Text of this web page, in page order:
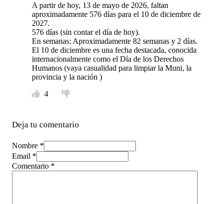
A partir de hoy, 13 de mayo de 2026, faltan
aproximadamente 576 días para el 10 de diciembre de
2027.
576 días (sin contar el día de hoy).
En semanas: Aproximadamente 82 semanas y 2 días.
El 10 de diciembre es una fecha destacada, conocida
internacionalmente como el Día de los Derechos
Humanos (vaya casualidad para limpiar la Muni, la
provincia y la nación )
4
Deja tu comentario
Nombre *
Email *
Comentario *